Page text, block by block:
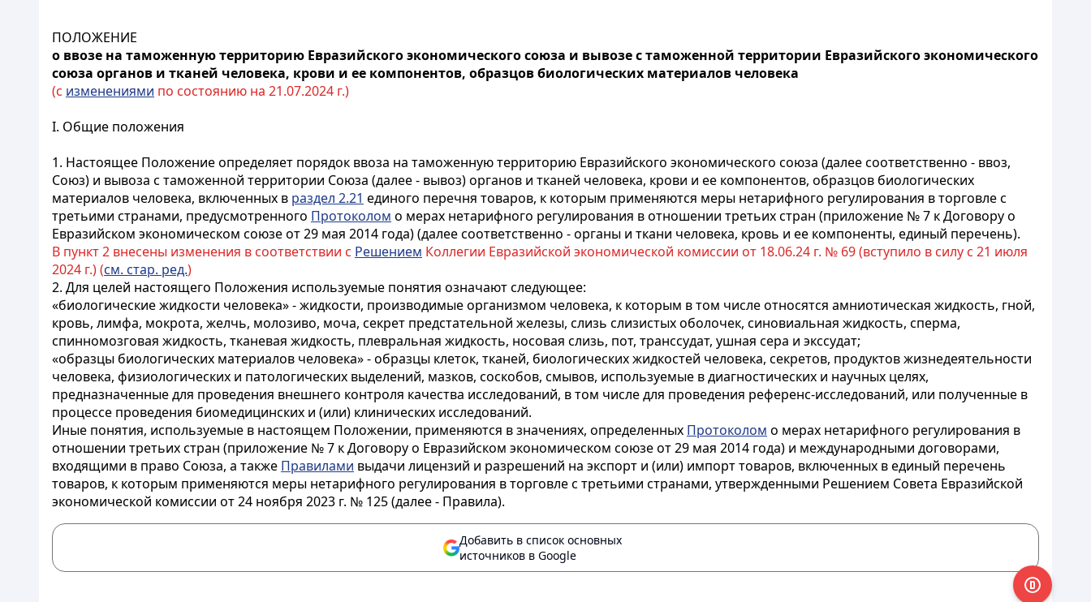
ПОЛОЖЕНИЕ
о ввозе на таможенную территорию Евразийского экономического союза и вывозе с таможенной территории Евразийского экономического
союза органов и тканей человека, крови и ее компонентов, образцов биологических материалов человека
(с изменениями по состоянию на 21.07.2024 г.)
I. Общие положения
1. Настоящее Положение определяет порядок ввоза на таможенную территорию Евразийского экономического союза (далее соответственно - ввоз,
Союз) и вывоза с таможенной территории Союза (далее - вывоз) органов и тканей человека, крови и ее компонентов, образцов биологических
материалов человека, включенных в раздел 2.21 единого перечня товаров, к которым применяются меры нетарифного регулирования в торговле с
третьими странами, предусмотренного Протоколом о мерах нетарифного регулирования в отношении третьих стран (приложение № 7 к Договору о
Евразийском экономическом союзе от 29 мая 2014 года) (далее соответственно - органы и ткани человека, кровь и ее компоненты, единый перечень).
В пункт 2 внесены изменения в соответствии с Решением Коллегии Евразийской экономической комиссии от 18.06.24 г. № 69 (вступило в силу с 21 июля
2024 г.) (см. стар. ред.)
2. Для целей настоящего Положения используемые понятия означают следующее:
«биологические жидкости человека» - жидкости, производимые организмом человека, к которым в том числе относятся амниотическая жидкость, гной,
кровь, лимфа, мокрота, желчь, молозиво, моча, секрет предстательной железы, слизь слизистых оболочек, синовиальная жидкость, сперма,
спинномозговая жидкость, тканевая жидкость, плевральная жидкость, носовая слизь, пот, транссудат, ушная сера и экссудат;
«образцы биологических материалов человека» - образцы клеток, тканей, биологических жидкостей человека, секретов, продуктов жизнедеятельности
человека, физиологических и патологических выделений, мазков, соскобов, смывов, используемые в диагностических и научных целях,
предназначенные для проведения внешнего контроля качества исследований, в том числе для проведения референс-исследований, или полученные в
процессе проведения биомедицинских и (или) клинических исследований.
Иные понятия, используемые в настоящем Положении, применяются в значениях, определенных Протоколом о мерах нетарифного регулирования в
отношении третьих стран (приложение № 7 к Договору о Евразийском экономическом союзе от 29 мая 2014 года) и международными договорами,
входящими в право Союза, а также Правилами выдачи лицензий и разрешений на экспорт и (или) импорт товаров, включенных в единый перечень
товаров, к которым применяются меры нетарифного регулирования в торговле с третьими странами, утвержденными Решением Совета Евразийской
экономической комиссии от 24 ноября 2023 г. № 125 (далее - Правила).
Добавить в список основных
источников в Google